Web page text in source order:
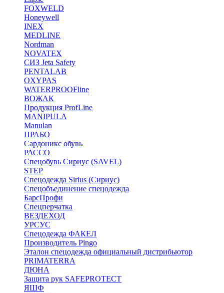
FOXWELD
Honeywell
INEX
MEDLINE
Nordman
NOVATEX
СИЗ Jeta Safety
PENTALAB
OXYPAS
WATERPROOFline
ВОЖАК
Продукция ProfLine
MANIPULA
Manulan
ПРАБО
Сардоникс обувь
РАССО
Спецобувь Сириус (SAVEL)
STEP
Спецодежда Sirius (Сириус)
Спецобъединение спецодежда
БарсПрофи
Спецперчатка
ВЕЗДЕХОД
УРСУС
Спецодежда ФАКЕЛ
Производитель Pingo
Эталон спецодежда официальный дистрибьютор
PRIMATERRA
ДЮНА
Защита рук SAFEPROTECT
ЯШФ